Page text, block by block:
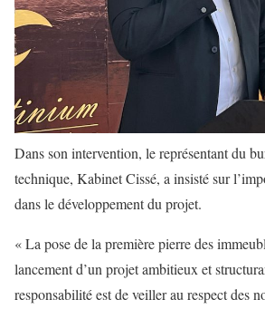
Dans son intervention, le représentant du
technique, Kabinet Cissé, a insisté sur
dans le développement du projet.
« La pose de la première pierre des
lancement d’un projet ambitieux et
responsabilité est de veiller au respect des